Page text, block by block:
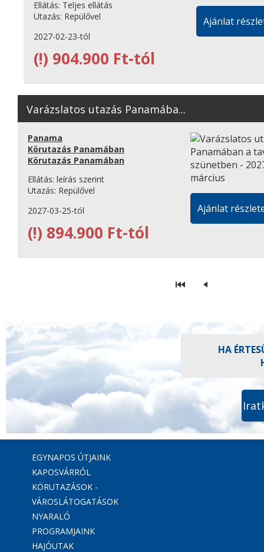
Ellátás: Teljes ellátás
Utazás: Repülővel
2027-02-23-tól
(!) 904.900 Ft-tól
Ajánlat
Varázslatos utazás Panamába...
Panama
Körutazás Panamában
Körutazás Panamában
Ellátás: leírás szerint
Utazás: Repülővel
2027-03-25-tól
(!) 894.900 Ft-tól
Ajánlat
HA
EGYNAPOS ÚTJAINK
KAPOSVÁRRÓL
KÖRUTAZÁSOK -
VÁROSLÁTOGATÁSOK
NYARALÓ
PROGRAMJAINK
HAJÓUTAK